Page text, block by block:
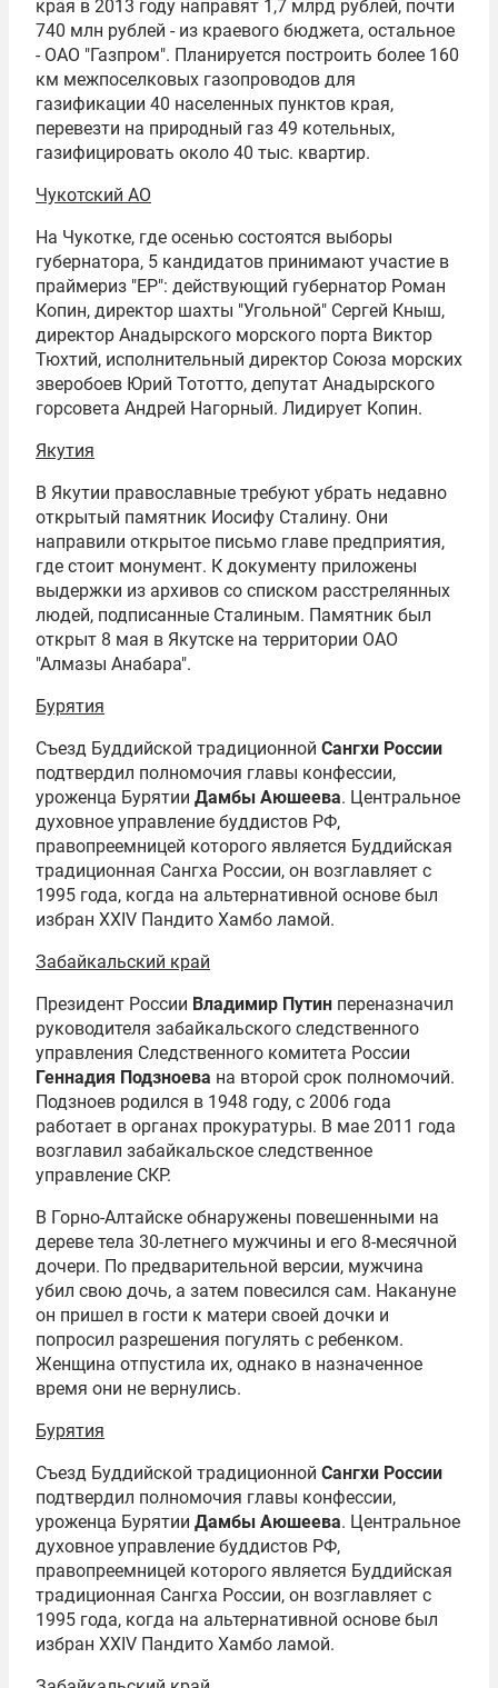
края в 2013 году направят 1,7 млрд рублей, почти
740 млн рублей - из краевого бюджета, остальное
- ОАО "Газпром". Планируется построить более 160
км межпоселковых газопроводов для
газификации 40 населенных пунктов края,
перевезти на природный газ 49 котельных,
газифицировать около 40 тыс. квартир.
Чукотский АО
На Чукотке, где осенью состоятся выборы
губернатора, 5 кандидатов принимают участие в
праймериз "ЕР": действующий губернатор Роман
Копин, директор шахты "Угольной" Сергей Кныш,
директор Анадырского морского порта Виктор
Тюхтий, исполнительный директор Союза морских
зверобоев Юрий Тототто, депутат Анадырского
горсовета Андрей Нагорный. Лидирует Копин.
Якутия
В Якутии православные требуют убрать недавно
открытый памятник Иосифу Сталину. Они
направили открытое письмо главе предприятия,
где стоит монумент. К документу приложены
выдержки из архивов со списком расстрелянных
людей, подписанные Сталиным. Памятник был
открыт 8 мая в Якутске на территории ОАО
"Алмазы Анабара".
Бурятия
Съезд Буддийской традиционной Сангхи России
подтвердил полномочия главы конфессии,
уроженца Бурятии Дамбы Аюшеева. Центральное
духовное управление буддистов РФ,
правопреемницей которого является Буддийская
традиционная Сангха России, он возглавляет с
1995 года, когда на альтернативной основе был
избран XXIV Пандито Хамбо ламой.
Забайкальский край
Президент России Владимир Путин переназначил
руководителя забайкальского следственного
управления Следственного комитета России
Геннадия Подзноева на второй срок полномочий.
Подзноев родился в 1948 году, с 2006 года
работает в органах прокуратуры. В мае 2011 года
возглавил забайкальское следственное
управление СКР.
В Горно-Алтайске обнаружены повешенными на
дереве тела 30-летнего мужчины и его 8-месячной
дочери. По предварительной версии, мужчина
убил свою дочь, а затем повесился сам. Накануне
он пришел в гости к матери своей дочки и
попросил разрешения погулять с ребенком.
Женщина отпустила их, однако в назначенное
время они не вернулись.
Бурятия
Съезд Буддийской традиционной Сангхи России
подтвердил полномочия главы конфессии,
уроженца Бурятии Дамбы Аюшеева. Центральное
духовное управление буддистов РФ,
правопреемницей которого является Буддийская
традиционная Сангха России, он возглавляет с
1995 года, когда на альтернативной основе был
избран XXIV Пандито Хамбо ламой.